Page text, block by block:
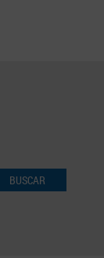
BUSCAR